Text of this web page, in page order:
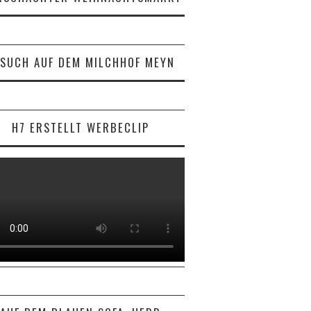
AUF DEM MILCHHOF MEYN
H7 ERSTELLT WERBECLIP